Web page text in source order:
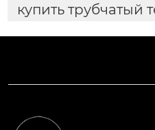
купить трубчатый